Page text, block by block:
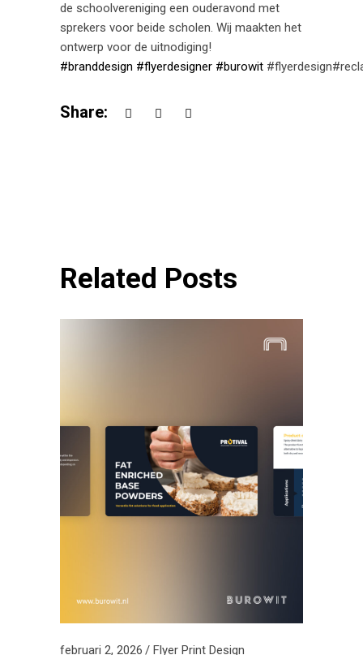
de schoolvereniging een ouderavond met
sprekers voor beide scholen. Wij maakten het
ontwerp voor de uitnodiging!
#branddesign #flyerdesigner #burowit
Share:
Related Posts
februari 2, 2026 Flyer Print Design